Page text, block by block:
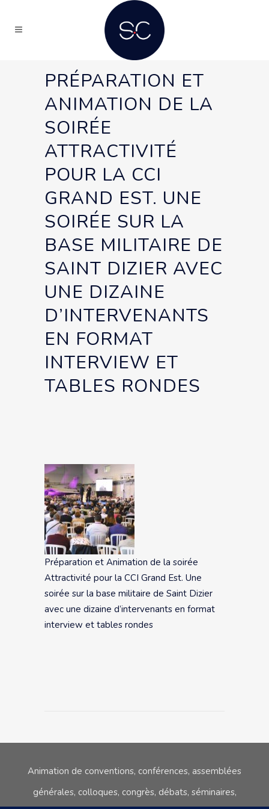
PRÉPARATION ET
ANIMATION DE LA
SOIRÉE
ATTRACTIVITÉ
POUR LA CCI
GRAND EST. UNE
SOIRÉE SUR LA
BASE MILITAIRE DE
SAINT DIZIER AVEC
UNE DIZAINE
D’INTERVENANTS
EN FORMAT
INTERVIEW ET
TABLES RONDES
Préparation et Animation de la soirée
Attractivité pour la CCI Grand Est. Une
soirée sur la base militaire de Saint Dizier
avec une dizaine d’intervenants en format
interview et tables rondes
Animation de conventions, conférences, assemblées
générales, colloques, congrès, débats, séminaires,